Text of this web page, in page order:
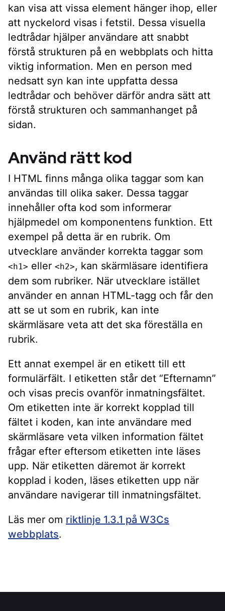
kan visa att vissa element hänger ihop, eller
att nyckelord visas i fetstil. Dessa visuella
ledtrådar hjälper användare att snabbt
förstå strukturen på en webbplats och hitta
viktig information. Men en person med
nedsatt syn kan inte uppfatta dessa
ledtrådar och behöver därför andra sätt att
förstå strukturen och sammanhanget på
sidan.
Använd rätt kod
I HTML finns många olika taggar som kan
användas till olika saker. Dessa taggar
innehåller ofta kod som informerar
hjälpmedel om komponentens funktion. Ett
exempel på detta är en rubrik. Om
utvecklare använder korrekta taggar som
<h1> eller <h2>, kan skärmläsare identifiera
dem som rubriker. När utvecklare istället
använder en annan HTML-tagg och får den
att se ut som en rubrik, kan inte
skärmläsare veta att det ska föreställa en
rubrik.
Ett annat exempel är en etikett till ett
formulärfält. I etiketten står det “Efternamn”
och visas precis ovanför inmatningsfältet.
Om etiketten inte är korrekt kopplad till
fältet i koden, kan inte användare med
skärmläsare veta vilken information fältet
frågar efter eftersom etiketten inte läses
upp. När etiketten däremot är korrekt
kopplad i koden, läses etiketten upp när
användare navigerar till inmatningsfältet.
Läs mer om riktlinje 1.3.1 på W3Cs
webbplats.